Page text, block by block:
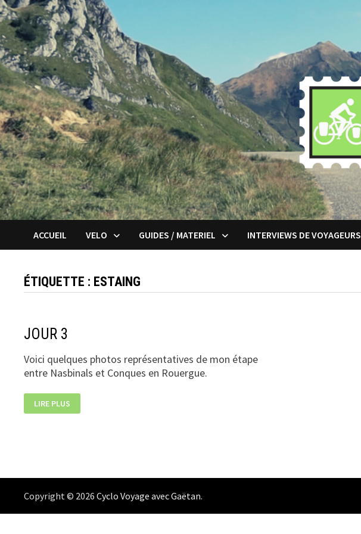
Passer
au
contenu
ACCUEIL VELO GUIDES / MATERIEL INTERVIEWS DE VOYAGEURS
ÉTIQUETTE : ESTAING
JOUR 3
Voici quelques photos représentatives de mon étape
entre Nasbinals et Conques en Rouergue.
JOUR
3
LIRE PLUS
Copyright © 2026Cyclo Voyage avec Gaëtan.